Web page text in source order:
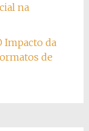
na
Impacto da
de